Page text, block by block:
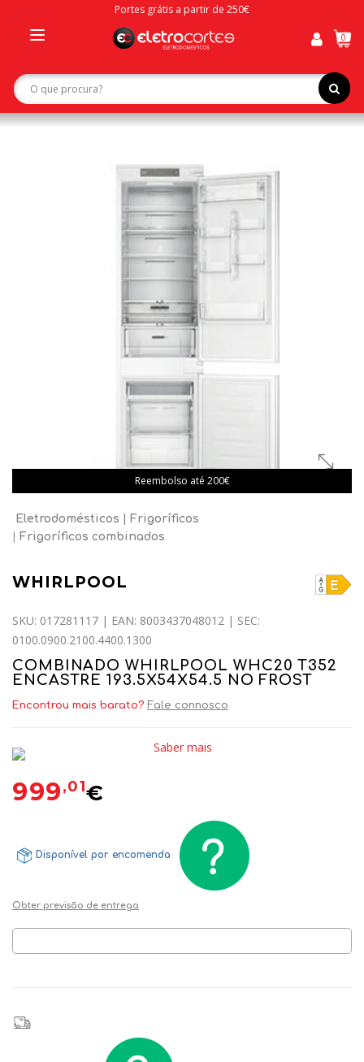
Portes grátis a partir de 250€
navigation
0
Reembolso até 200€
Eletrodomésticos
Frigoríficos
Frigoríficos combinados
WHIRLPOOL
SKU: 017281117 | EAN: 8003437048012 | SEC:
0100.0900.2100.4400.1300
COMBINADO WHIRLPOOL WHC20 T352
ENCASTRE 193.5X54X54.5 NO FROST
Encontrou mais barato? Fale connosco
Saber mais
999,01€
Disponível por encomenda
Obter previsão de entrega